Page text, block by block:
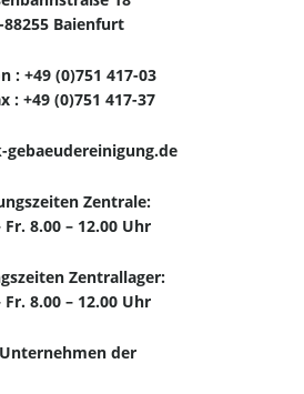
88255 Baienfurt
: +49 (0)751 417-03
: +49 (0)751 417-37
gebaeudereinigung.de
Zentrale:
Fr. 8.00 – 12.00 Uhr
Zentrallager:
Fr. 8.00 – 12.00 Uhr
der